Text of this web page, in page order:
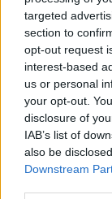
targeted
section to
opt-out request
interest-based
us or personal
your opt-out.
disclosure of
IAB’s list of
also be
Downstream
το
Μείνετε
στον ιδιωτικό